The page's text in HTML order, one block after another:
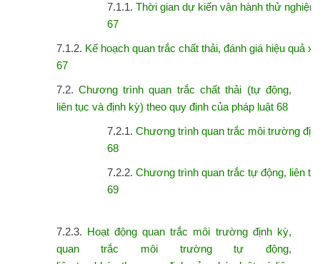
7.1.1.Thời gian dự kiến vận hành thử nghiệm
67
7.1.2. Kế hoạch quan trắc chất thải, đánh giá hiệu quả
67
7.2. Chương trình quan trắc chất thải (tự động,
liên tục và định kỳ) theo quy định của pháp luật 68
7.2.1.Chương trình quan trắc môi trường
68
7.2.2.Chương trình quan trắc tự động, liên
69
7.2.3. Hoạt động quan trắc môi trường định kỳ,
quan trắc môi trường tự động,